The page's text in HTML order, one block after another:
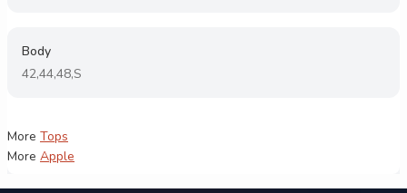
Body
42,44,48,S
More Tops
More Apple